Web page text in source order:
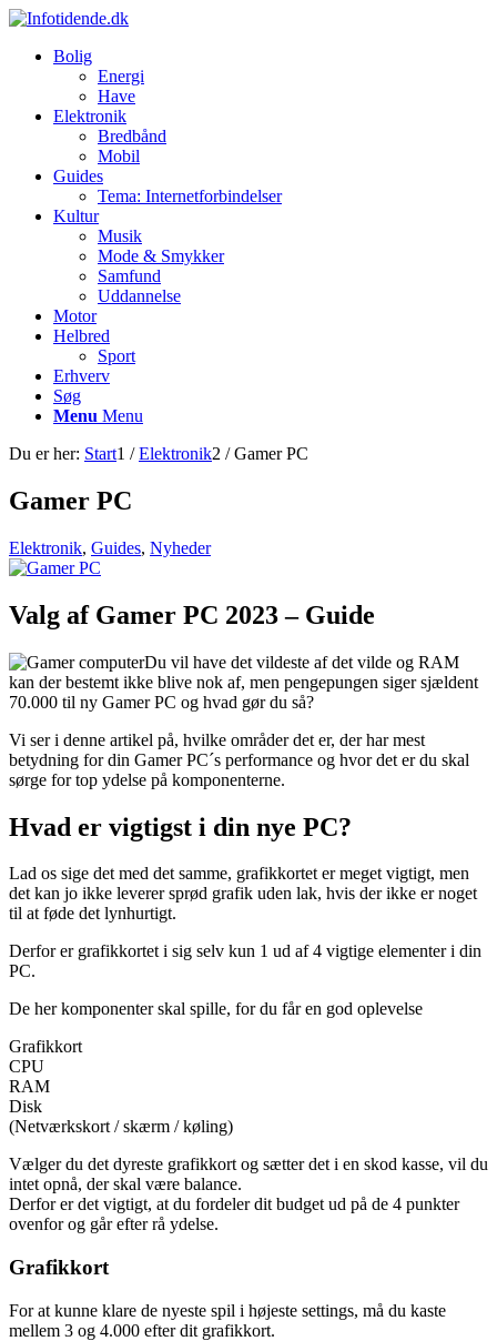
Bolig
Energi
Have
Elektronik
Bredbånd
Mobil
Guides
Tema: Internetforbindelser
Kultur
Musik
Mode & Smykker
Samfund
Uddannelse
Motor
Helbred
Sport
Erhverv
Søg
Menu Menu
Du er her: Start1 / Elektronik2 / Gamer PC
Gamer PC
Elektronik, Guides, Nyheder
Valg af Gamer PC 2023 – Guide
Du vil have det vildeste af det vilde og RAM
kan der bestemt ikke blive nok af, men pengepungen siger sjældent
70.000 til ny Gamer PC og hvad gør du så?
Vi ser i denne artikel på, hvilke områder det er, der har mest
betydning for din Gamer PC´s performance og hvor det er du skal
sørge for top ydelse på komponenterne.
Hvad er vigtigst i din nye PC?
Lad os sige det med det samme, grafikkortet er meget vigtigt, men
det kan jo ikke leverer sprød grafik uden lak, hvis der ikke er noget
til at føde det lynhurtigt.
Derfor er grafikkortet i sig selv kun 1 ud af 4 vigtige elementer i din
PC.
De her komponenter skal spille, for du får en god oplevelse
Grafikkort
CPU
RAM
Disk
(Netværkskort / skærm / køling)
Vælger du det dyreste grafikkort og sætter det i en skod kasse, vil du
intet opnå, der skal være balance.
Derfor er det vigtigt, at du fordeler dit budget ud på de 4 punkter
ovenfor og går efter rå ydelse.
Grafikkort
For at kunne klare de nyeste spil i højeste settings, må du kaste
mellem 3 og 4.000 efter dit grafikkort.